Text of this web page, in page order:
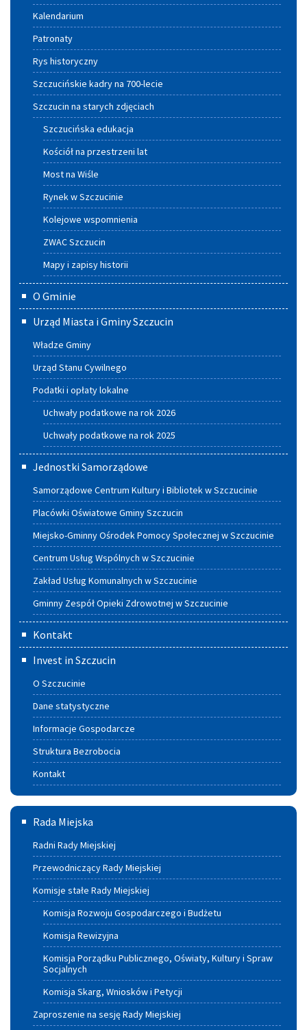
Kalendarium
Patronaty
Rys historyczny
Szczucińskie kadry na 700-lecie
Szczucin na starych zdjęciach
Szczucińska edukacja
Kościół na przestrzeni lat
Most na Wiśle
Rynek w Szczucinie
Kolejowe wspomnienia
ZWAC Szczucin
Mapy i zapisy historii
O Gminie
Urząd Miasta i Gminy Szczucin
Władze Gminy
Urząd Stanu Cywilnego
Podatki i opłaty lokalne
Uchwały podatkowe na rok 2026
Uchwały podatkowe na rok 2025
Jednostki Samorządowe
Samorządowe Centrum Kultury i Bibliotek w Szczucinie
Placówki Oświatowe Gminy Szczucin
Miejsko-Gminny Ośrodek Pomocy Społecznej w Szczucinie
Centrum Usług Wspólnych w Szczucinie
Zakład Usług Komunalnych w Szczucinie
Gminny Zespół Opieki Zdrowotnej w Szczucinie
Kontakt
Invest in Szczucin
O Szczucinie
Dane statystyczne
Informacje Gospodarcze
Struktura Bezrobocia
Kontakt
Rada
Miejska
Rada Miejska
Radni Rady Miejskiej
Przewodniczący Rady Miejskiej
Komisje stałe Rady Miejskiej
Komisja Rozwoju Gospodarczego i Budżetu
Komisja Rewizyjna
Komisja Porządku Publicznego, Oświaty, Kultury i Spraw
Socjalnych
Komisja Skarg, Wniosków i Petycji
Zaproszenie na sesję Rady Miejskiej